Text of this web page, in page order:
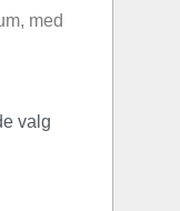
med
valg